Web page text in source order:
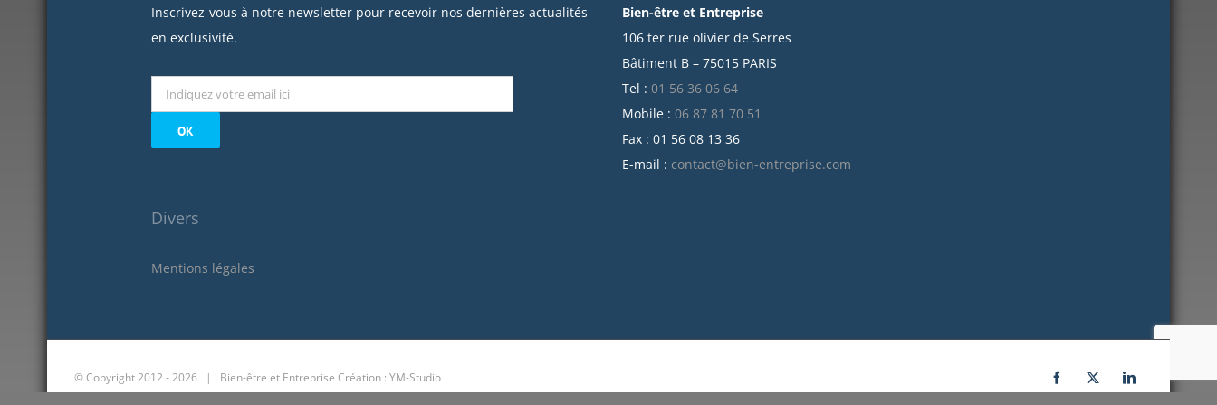
Inscrivez-vous à notre newsletter pour recevoir nos dernières actualités
en exclusivité.
Divers
Mentions légales
Bien-être et Entreprise
106 ter rue olivier de Serres
Bâtiment B – 75015 PARIS
Tel : 01 56 36 06 64
Mobile : 06 87 81 70 51
Fax : 01 56 08 13 36
E-mail : contact@bien-entreprise.com
© Copyright 2012 -2026 | Bien-être et Entreprise Création : YM-Studio Facebook
X LinkedIn